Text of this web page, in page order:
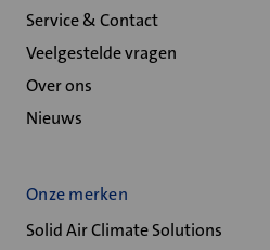
Service & Contact
Veelgestelde vragen
Over ons
Nieuws
Onze merken
Solid Air Climate Solutions